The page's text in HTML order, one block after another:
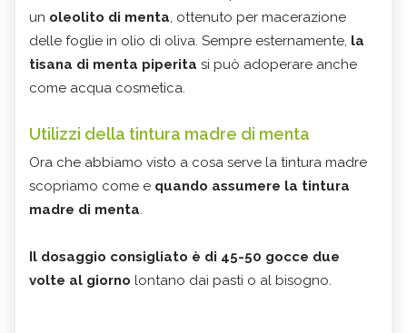
un oleolito di menta, ottenuto per macerazione
delle foglie in olio di oliva. Sempre esternamente, la
tisana di menta piperita si può adoperare anche
come acqua cosmetica.
Utilizzi della tintura madre di menta
Ora che abbiamo visto a cosa serve la tintura madre
scopriamo come e quando assumere la tintura
madre di menta.
Il dosaggio consigliato è di 45-50 gocce due
volte al giorno lontano dai pasti o al bisogno.